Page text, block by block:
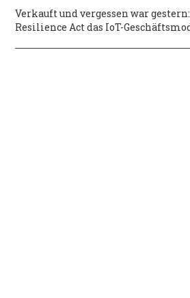
Verkauft und vergessen war
Resilience Act das IoT-